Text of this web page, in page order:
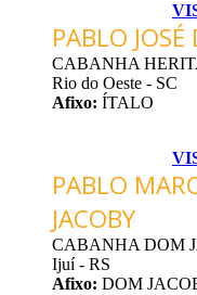
PABLO JOSÉ
CABANHA
Rio do Oeste - SC
Afixo: ÍTALO
PABLO
JACOBY
CABANHA DOM
Ijuí - RS
Afixo: DOM